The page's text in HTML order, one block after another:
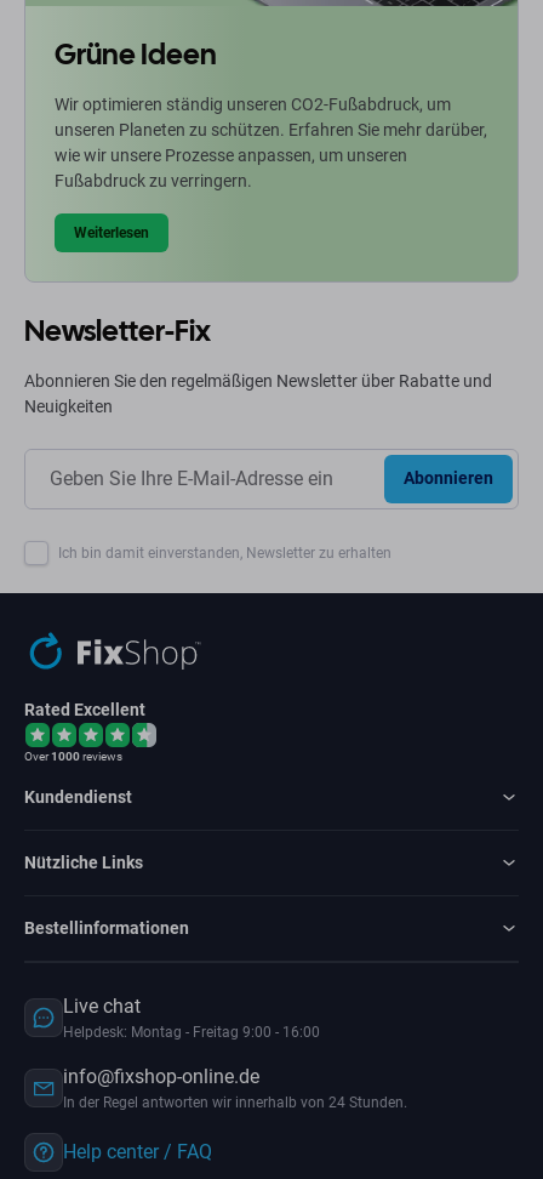
Grüne Ideen
Wir optimieren ständig unseren CO2-Fußabdruck, um
unseren Planeten zu schützen. Erfahren Sie mehr darüber,
wie wir unsere Prozesse anpassen, um unseren
Fußabdruck zu verringern.
Weiterlesen
Newsletter-Fix
Abonnieren Sie den regelmäßigen Newsletter über Rabatte und
Neuigkeiten
Abonnieren
Ich bin damit einverstanden, Newsletter zu erhalten
Rated Excellent
Over1000reviews
Kundendienst
Nützliche Links
Bestellinformationen
Live chat
Helpdesk: Montag - Freitag 9:00 - 16:00
info@fixshop-online.de
In der Regel antworten wir innerhalb von 24 Stunden.
Help center / FAQ